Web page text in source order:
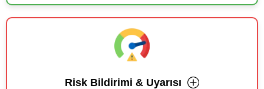
Risk Bildirimi & Uyarısı